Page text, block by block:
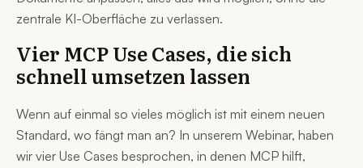
zentrale KI-Oberfläche zu verlassen.
Vier MCP Use Cases, die sich
schnell umsetzen lassen
Wenn auf einmal so vieles möglich ist mit einem neuen
Standard, wo fängt man an? In unserem Webinar, haben
wir vier Use Cases besprochen, in denen MCP hilft,